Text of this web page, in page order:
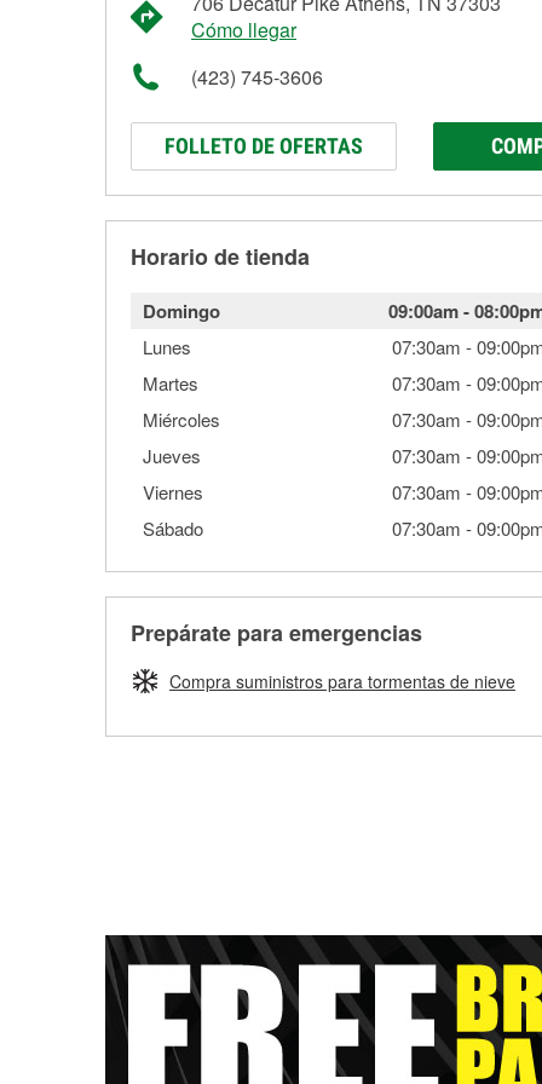
Cómo llegar
(423) 745-3606
FOLLETO DE OFERTAS
Horario de tienda
Domingo 09:00am-
Lunes 07:30am -
Martes
07:30am -
Miércoles
07:30am -
Jueves
07:30am -
Viernes
07:30am -
Sábado
07:30am -
Prepárate para emergencias
Compra suministros para tormentas de nieve